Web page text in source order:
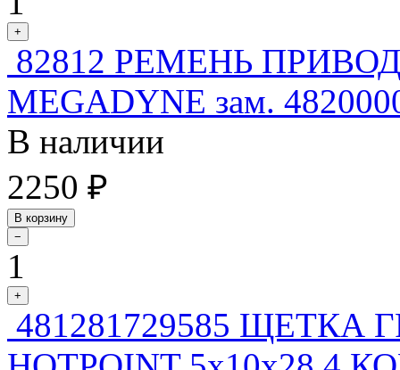
+
82812 РЕМЕНЬ
MEGADYNE зам.
В наличии
2250 ₽
В корзину
−
1
+
481281729585